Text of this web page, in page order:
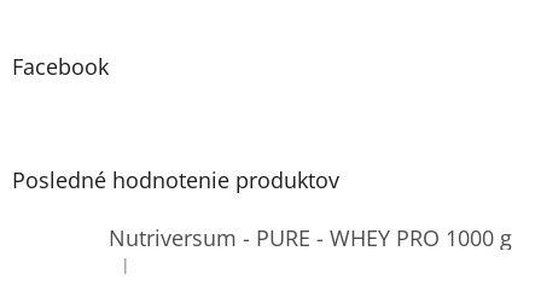
Facebook
Posledné hodnotenie produktov
Nutriversum - PURE - WHEY PRO 1000 g
Hodnotenie produktu je 4 z 5 hviezdičiek.
|